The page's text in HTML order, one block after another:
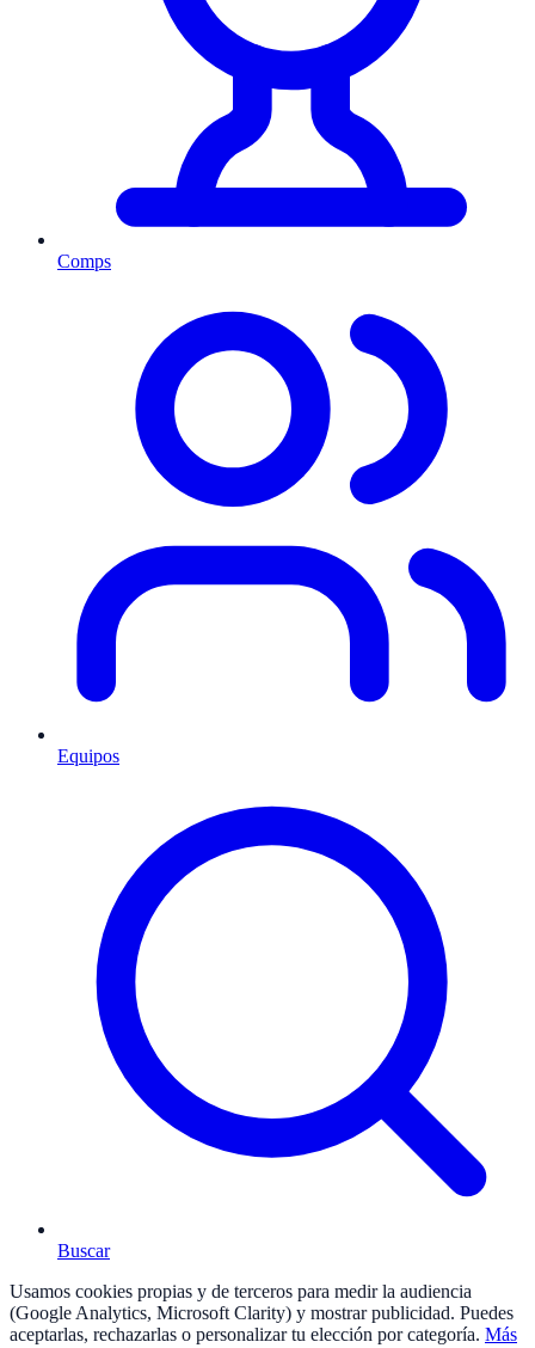
Comps
Equipos
Buscar
Usamos cookies propias y de terceros para medir la audiencia
(Google Analytics, Microsoft Clarity) y mostrar publicidad. Puedes
aceptarlas, rechazarlas o personalizar tu elección por categoría. Más